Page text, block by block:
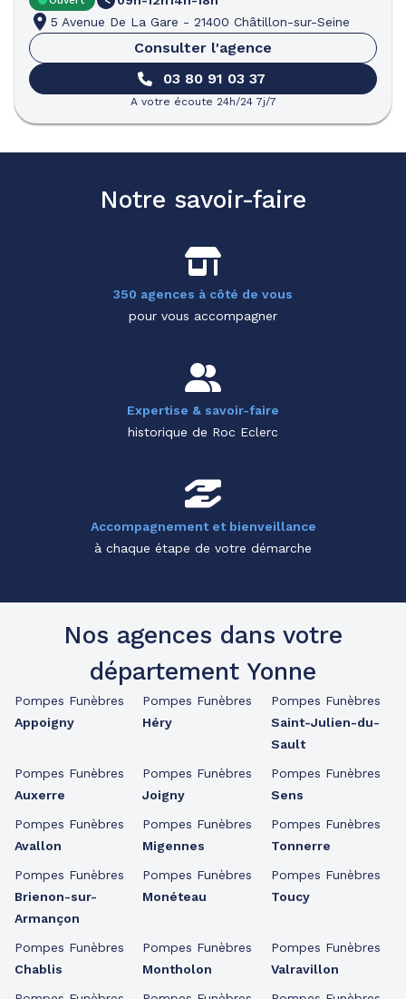
5 Avenue De La Gare - 21400 Châtillon-sur-Seine
Consulter l'agence
03 80 91 03 37
A votre écoute 24h/24 7j/7
Notre savoir-faire
350 agences à côté de vous
pour vous accompagner
Expertise & savoir-faire
historique de Roc Eclerc
Accompagnement et bienveillance
à chaque étape de votre démarche
Nos agences dans votre
département Yonne
Pompes Funèbres
Appoigny
Pompes Funèbres
Auxerre
Pompes Funèbres
Avallon
Pompes Funèbres
Brienon-sur-
Armançon
Pompes Funèbres
Chablis
Pompes Funèbres
Héry
Pompes Funèbres
Joigny
Pompes Funèbres
Migennes
Pompes Funèbres
Monéteau
Pompes Funèbres
Montholon
Pompes Funèbres
Saint-Julien-du-
Sault
Pompes Funèbres
Sens
Pompes Funèbres
Tonnerre
Pompes Funèbres
Toucy
Pompes Funèbres
Valravillon